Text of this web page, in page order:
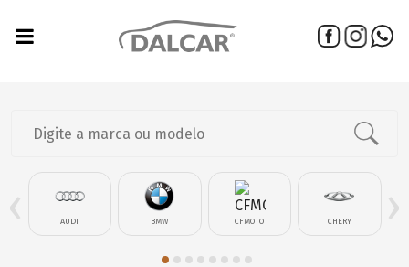
AUDI BMW CFMOTO CHERY
‹ ›